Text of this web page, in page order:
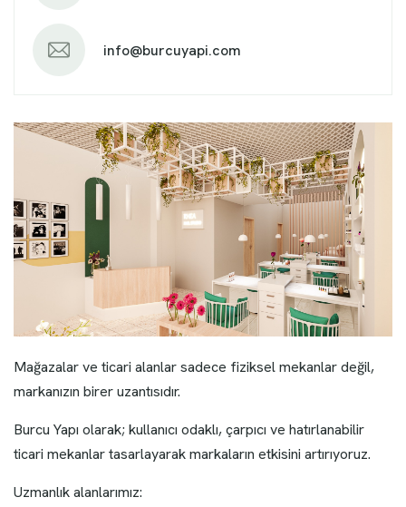
info@burcuyapi.com
Mağazalar ve ticari alanlar sadece fiziksel mekanlar değil,
markanızın birer uzantısıdır.
Burcu Yapı olarak; kullanıcı odaklı, çarpıcı ve hatırlanabilir
ticari mekanlar tasarlayarak markaların etkisini artırıyoruz.
Uzmanlık alanlarımız: